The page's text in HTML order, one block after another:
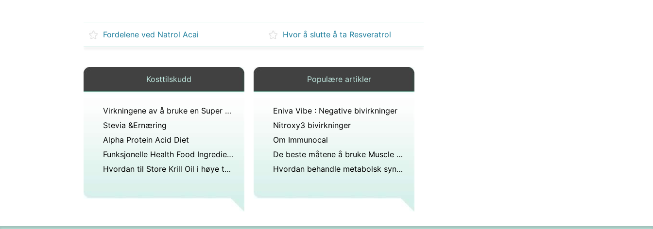
Fordelene ved Natrol Acai Hvor å slutte å ta Resveratrol
Kosttilskudd
Virkningene av å bruke en Super NO2 Pump
Stevia &Ernæring
Alpha Protein Acid Diet
Funksjonelle Health Food Ingredients
Hvordan til Store Krill Oil i høye temperaturer
Populære artikler
Eniva Vibe : Negative bivirkninger
Nitroxy3 bivirkninger
Om Immunocal
De beste måtene å bruke Muscle Milk
Hvordan behandle metabolsk syndrom med krom